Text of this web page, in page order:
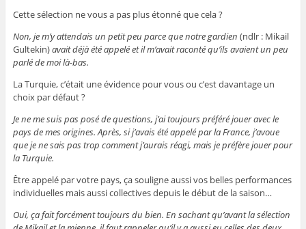
Cette sélection ne vous a pas plus étonné que cela ?
Non, je m’y attendais un petit peu parce que notre gardien (ndlr : Mikail
Gultekin)avait déjà été appelé et il m’avait raconté qu’ils avaient un peu
parlé de moi là-bas.
La Turquie, c’était une évidence pour vous ou c’est davantage un
choix par défaut ?
Je ne me suis pas posé de questions, j’ai toujours préféré jouer avec le
pays de mes origines. Après, si j’avais été appelé par la France, j’avoue
que je ne sais pas trop comment j’aurais réagi, mais je préfère jouer pour
la Turquie.
Être appelé par votre pays, ça souligne aussi vos belles performances
individuelles mais aussi collectives depuis le début de la saison…
Oui, ça fait forcément toujours du bien. En sachant qu’avant la sélection